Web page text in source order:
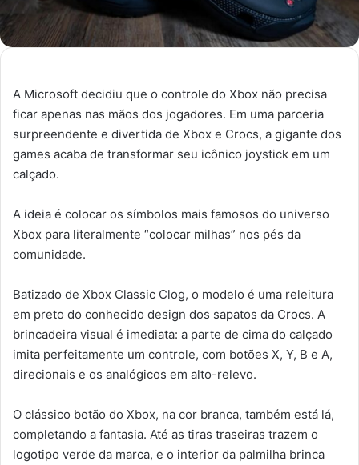
A Microsoft decidiu que o controle do Xbox não precisa
ficar apenas nas mãos dos jogadores. Em uma parceria
surpreendente e divertida de Xbox e Crocs, a gigante dos
games acaba de transformar seu icônico joystick em um
calçado.
A ideia é colocar os símbolos mais famosos do universo
Xbox para literalmente “colocar milhas” nos pés da
comunidade.
Batizado de Xbox Classic Clog, o modelo é uma releitura
em preto do conhecido design dos sapatos da Crocs. A
brincadeira visual é imediata: a parte de cima do calçado
imita perfeitamente um controle, com botões X, Y, B e A,
direcionais e os analógicos em alto-relevo.
O clássico botão do Xbox, na cor branca, também está lá,
completando a fantasia. Até as tiras traseiras trazem o
logotipo verde da marca, e o interior da palmilha brinca